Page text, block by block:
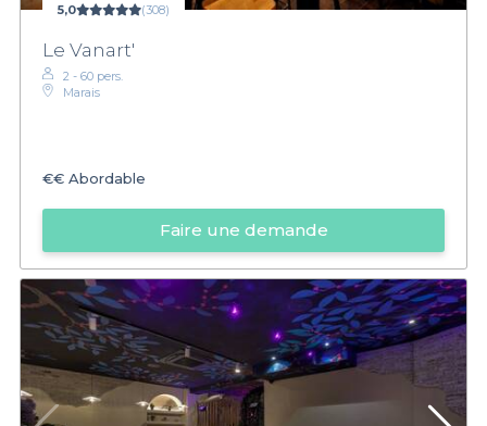
5,0 (308)
Le Vanart'
2 - 60 pers.
Marais
€€ Abordable
Faire une demande